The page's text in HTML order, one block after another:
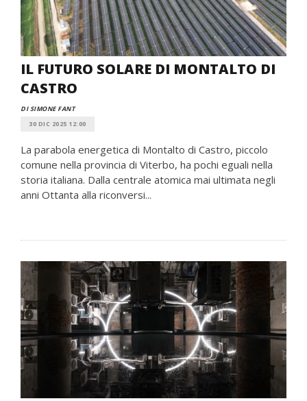
IL FUTURO SOLARE DI MONTALTO DI
CASTRO
DI SIMONE FANT
30 DIC 2025 12:00
La parabola energetica di Montalto di Castro, piccolo
comune nella provincia di Viterbo, ha pochi eguali nella
storia italiana. Dalla centrale atomica mai ultimata negli
anni Ottanta alla riconversi...